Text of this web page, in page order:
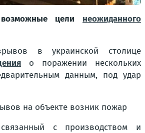
цели неожиданного
в украинской столице
о поражении нескольких
данным, под удар
на объекте возник пожар
с производством и